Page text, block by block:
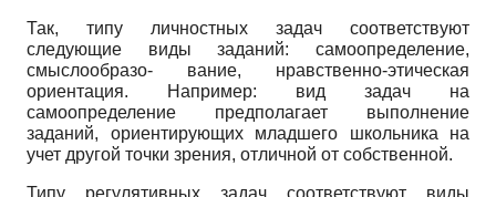
Так, типу личностных задач соответствуют
следующие виды заданий: самоопределение,
смыслообразо- вание, нравственно-этическая
ориентация. Например: вид задач на
самоопределение предполагает выполнение
заданий, ориентирующих младшего школьника на
учет другой точки зрения, отличной от собственной.
Типу регулятивных задач соответствуют виды